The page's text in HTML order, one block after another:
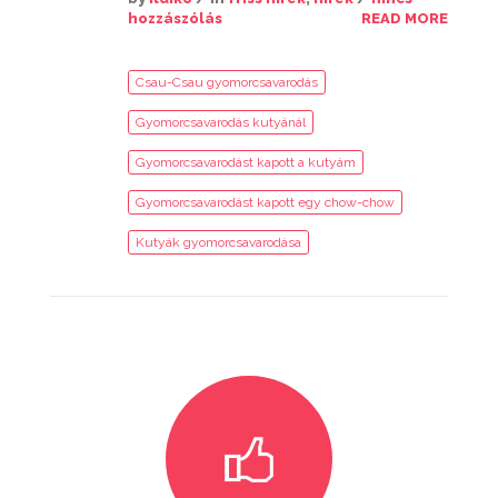
hozzászólás
READ MORE
Csau-Csau gyomorcsavarodás
Gyomorcsavarodás kutyánál
Gyomorcsavarodást kapott a kutyám
Gyomorcsavarodást kapott egy chow-chow
Kutyák gyomorcsavarodása